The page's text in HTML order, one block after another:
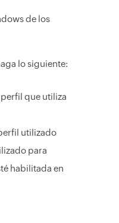
de los
lo siguiente:
que utiliza
utilizado
para
habilitada en